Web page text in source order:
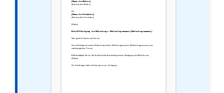
[Name des Mieters]
[Adresse des Mieters]
An:
[Name des Vermieters]
[Adresse des Vermieters]
[Datum]
Betreff: Kündigung des Mietvertrags – Mietvertragsnummer: [Mietvertragsnummer]
Sehr geehrte Damen und Herren,
hiermit kündige ich meinen Mietvertrag mit der Mietvertragsnummer [Mietvertragsnummer] zum
nächstmöglichen Termin.
Bitte bestätigen Sie mir den Erhalt und die Bearbeitung meiner Kündigung schriftlich bis zum
[Datum].
Für Rückfragen stehe ich Ihnen gerne zur Verfügung.